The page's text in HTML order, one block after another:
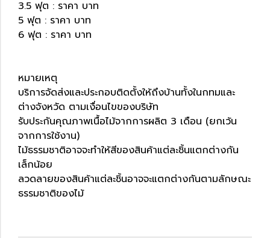
3.5 ฟุต : ราคา บาท
5 ฟุต : ราคา บาท
6 ฟุต : ราคา บาท
หมายเหตุ
บริการจัดส่งและประกอบติดตั้งให้ถึงบ้านทั้งในกทมและ
ต่างจังหวัด ตามเงื่อนไขของบริษัท
รับประกันคุณภาพเนื้อไม้จากการผลิต 3 เดือน (ยกเว้น
จากการใช้งาน)
ไม้ธรรมชาติอาจจะทำให้สีของสินค้าแต่ละชิ้นแตกต่างกัน
เล็กน้อย
ลวดลายของสินค้าแต่ละชิ้นอาจจะแตกต่างกันตามลักษณะ
ธรรมชาติของไม้